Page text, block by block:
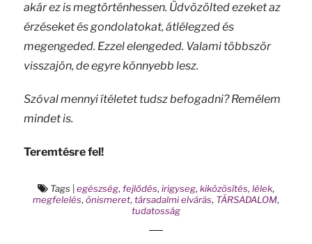
akár ez is megtörténhessen. Üdvözölted ezeket az
érzéseket és gondolatokat, átlélegzed és
megengeded. Ezzel elengeded. Valami többször
visszajön, de egyre könnyebb lesz.
Szóval mennyi ítéletet tudsz befogadni? Remélem
mindet is.
Teremtésre fel!
Tags egészség, fejlődés, irigyseg, kiközösítés, lélek,
megfelelés, önismeret, társadalmi elvárás, TÁRSADALOM,
tudatosság